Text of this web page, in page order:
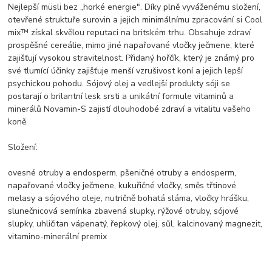
Nejlepší müsli bez „horké energie". Díky plně vyváženému složení,
otevřené struktuře surovin a jejich minimálnímu zpracování si Cool
mix™ získal skvělou reputaci na britském trhu. Obsahuje zdraví
prospěšné cereálie, mimo jiné napařované vločky ječmene, které
zajišťují vysokou stravitelnost. Přidaný hořčík, který je známý pro
své tlumící účinky zajišťuje menší vzrušivost koní a jejich lepší
psychickou pohodu. Sójový olej a vedlejší produkty sóji se
postarají o brilantní lesk srsti a unikátní formule vitaminů a
minerálů Novamin-S zajistí dlouhodobé zdraví a vitalitu vašeho
koně.
Složení:
ovesné otruby a endosperm, pšeničné otruby a endosperm,
napařované vločky ječmene, kukuřičné vločky, směs třtinové
melasy a sójového oleje, nutričně bohatá sláma, vločky hrášku,
slunečnicová semínka zbavená slupky, rýžové otruby, sójové
slupky, uhličitan vápenatý, řepkový olej, sůl, kalcinovaný magnezit,
vitamino-minerální premix